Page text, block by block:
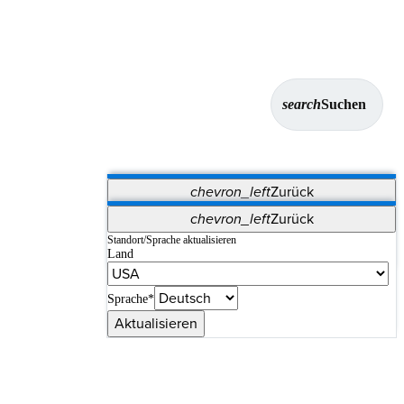
searchSuchen
chevron_leftZurück
Vet Systems OrthoPedia Patient
Supplier Portal
Synergy-Bildgebung und -Resektion
chevron_leftZurück
Standort/Sprache aktualisieren
Land
Sprache*
Aktualisieren